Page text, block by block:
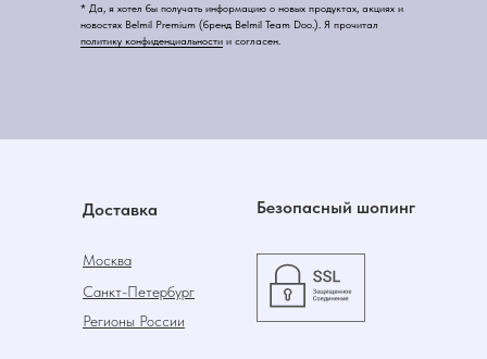
* Да, я хотел бы получать информацию о новых продуктах, акциях и
новостях Belmil Premium (бренд Belmil Team Doo.). Я прочитал
политику конфиденциальности и согласен.
Доставка
Москва
Безопасный шопинг
Санкт-Петербург
Регионы России